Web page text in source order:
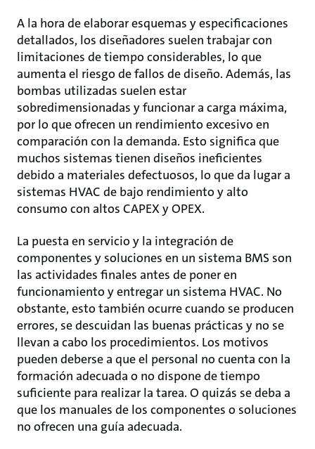
A la hora de elaborar esquemas y especificaciones
detallados, los diseñadores suelen trabajar con
limitaciones de tiempo considerables, lo que
aumenta el riesgo de fallos de diseño. Además, las
bombas utilizadas suelen estar
sobredimensionadas y funcionar a carga máxima,
por lo que ofrecen un rendimiento excesivo en
comparación con la demanda. Esto significa que
muchos sistemas tienen diseños ineficientes
debido a materiales defectuosos, lo que da lugar a
sistemas HVAC de bajo rendimiento y alto
consumo con altos CAPEX y OPEX.
La puesta en servicio y la integración de
componentes y soluciones en un sistema BMS son
las actividades finales antes de poner en
funcionamiento y entregar un sistema HVAC. No
obstante, esto también ocurre cuando se producen
errores, se descuidan las buenas prácticas y no se
llevan a cabo los procedimientos. Los motivos
pueden deberse a que el personal no cuenta con la
formación adecuada o no dispone de tiempo
suficiente para realizar la tarea. O quizás se deba a
que los manuales de los componentes o soluciones
no ofrecen una guía adecuada.